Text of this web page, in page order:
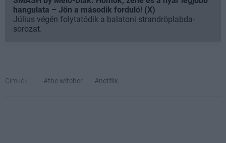
hangulata – Jön a második forduló! (X)
Július végén folytatódik a balatoni strandröplabda-
sorozat.
Címkék: #the witcher #netflix